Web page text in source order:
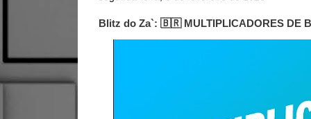
Blitz do Za`: 🇧🇷 MULTIPLICADORES DE